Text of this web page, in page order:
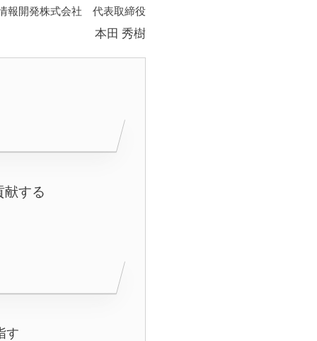
報開発株式会社 代表取締役
本田 秀樹
献する
す